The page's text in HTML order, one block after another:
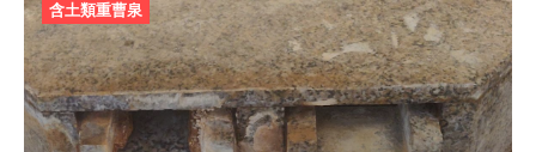
含土類重曹泉